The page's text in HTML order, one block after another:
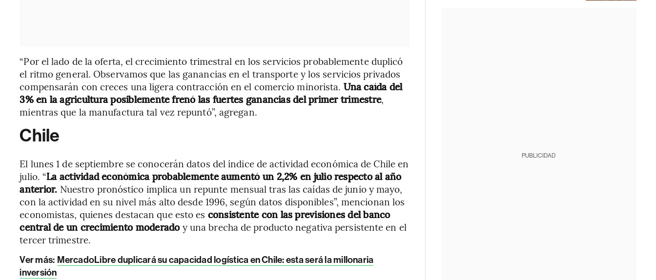
“Por el lado de la oferta, el crecimiento trimestral en los servicios probablemente duplicó
el ritmo general. Observamos que las ganancias en el transporte y los servicios privados
compensarán con creces una ligera contracción en el comercio minorista. Una caída del
3% en la agricultura posiblemente frenó las fuertes ganancias del primer trimestre,
mientras que la manufactura tal vez repuntó”, agregan.
Chile
El lunes 1 de septiembre se conocerán datos del índice de actividad económica de Chile en
julio. “La actividad económica probablemente aumentó un 2,2% en julio respecto al año
anterior. Nuestro pronóstico implica un repunte mensual tras las caídas de junio y mayo,
con la actividad en su nivel más alto desde 1996, según datos disponibles”, mencionan los
economistas, quienes destacan que esto es consistente con las previsiones del banco
central de un crecimiento moderadoy una brecha de producto negativa persistente en el
tercer trimestre.
Ver más: MercadoLibre duplicará su capacidad logística en Chile: esta será la millonaria
inversión
PUBLICIDAD